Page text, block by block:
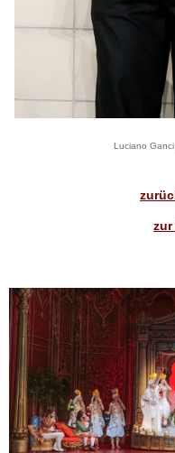
Luciano
zur